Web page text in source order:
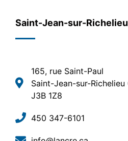
Saint-Jean-sur-Richelieu
165, rue Saint-Paul
Saint-Jean-sur-Richelieu
J3B 1Z8
450 347-6101